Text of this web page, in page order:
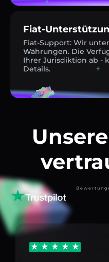
Fiat-
Fiat-Support: Wir
Währungen. Die
Ihrer Jurisdiktion ab -
Details.